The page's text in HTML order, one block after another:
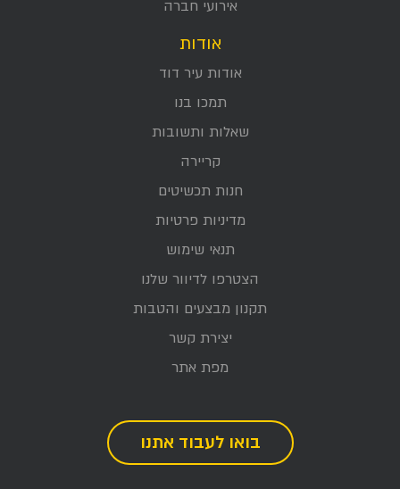
אירועי חברה
אודות
אודות עיר דוד
תמכו בנו
שאלות ותשובות
קריירה
חנות תכשיטים
מדיניות פרטיות
תנאי שימוש
הצטרפו לדיוור שלנו
תקנון מבצעים והטבות
יצירת קשר
מפת אתר
בואו לעבוד אתנו